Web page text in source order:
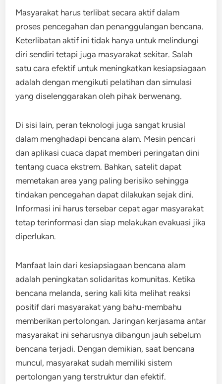
Masyarakat harus terlibat secara aktif dalam
proses pencegahan dan penanggulangan bencana.
Keterlibatan aktif ini tidak hanya untuk melindungi
diri sendiri tetapi juga masyarakat sekitar. Salah
satu cara efektif untuk meningkatkan kesiapsiagaan
adalah dengan mengikuti pelatihan dan simulasi
yang diselenggarakan oleh pihak berwenang.
Di sisi lain, peran teknologi juga sangat krusial
dalam menghadapi bencana alam. Mesin pencari
dan aplikasi cuaca dapat memberi peringatan dini
tentang cuaca ekstrem. Bahkan, satelit dapat
memetakan area yang paling berisiko sehingga
tindakan pencegahan dapat dilakukan sejak dini.
Informasi ini harus tersebar cepat agar masyarakat
tetap terinformasi dan siap melakukan evakuasi jika
diperlukan.
Manfaat lain dari kesiapsiagaan bencana alam
adalah peningkatan solidaritas komunitas. Ketika
bencana melanda, sering kali kita melihat reaksi
positif dari masyarakat yang bahu-membahu
memberikan pertolongan. Jaringan kerjasama antar
masyarakat ini seharusnya dibangun jauh sebelum
bencana terjadi. Dengan demikian, saat bencana
muncul, masyarakat sudah memiliki sistem
pertolongan yang terstruktur dan efektif.